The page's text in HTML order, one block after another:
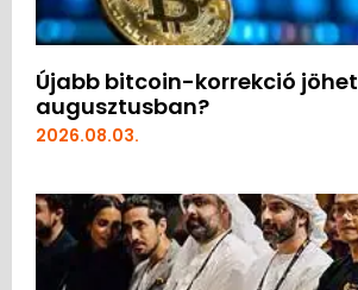
Újabb bitcoin-korrekció jöhet
augusztusban?
2026.08.03.